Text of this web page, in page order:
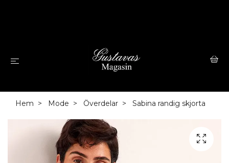
Hem Mode Överdelar Sabina randig skjorta